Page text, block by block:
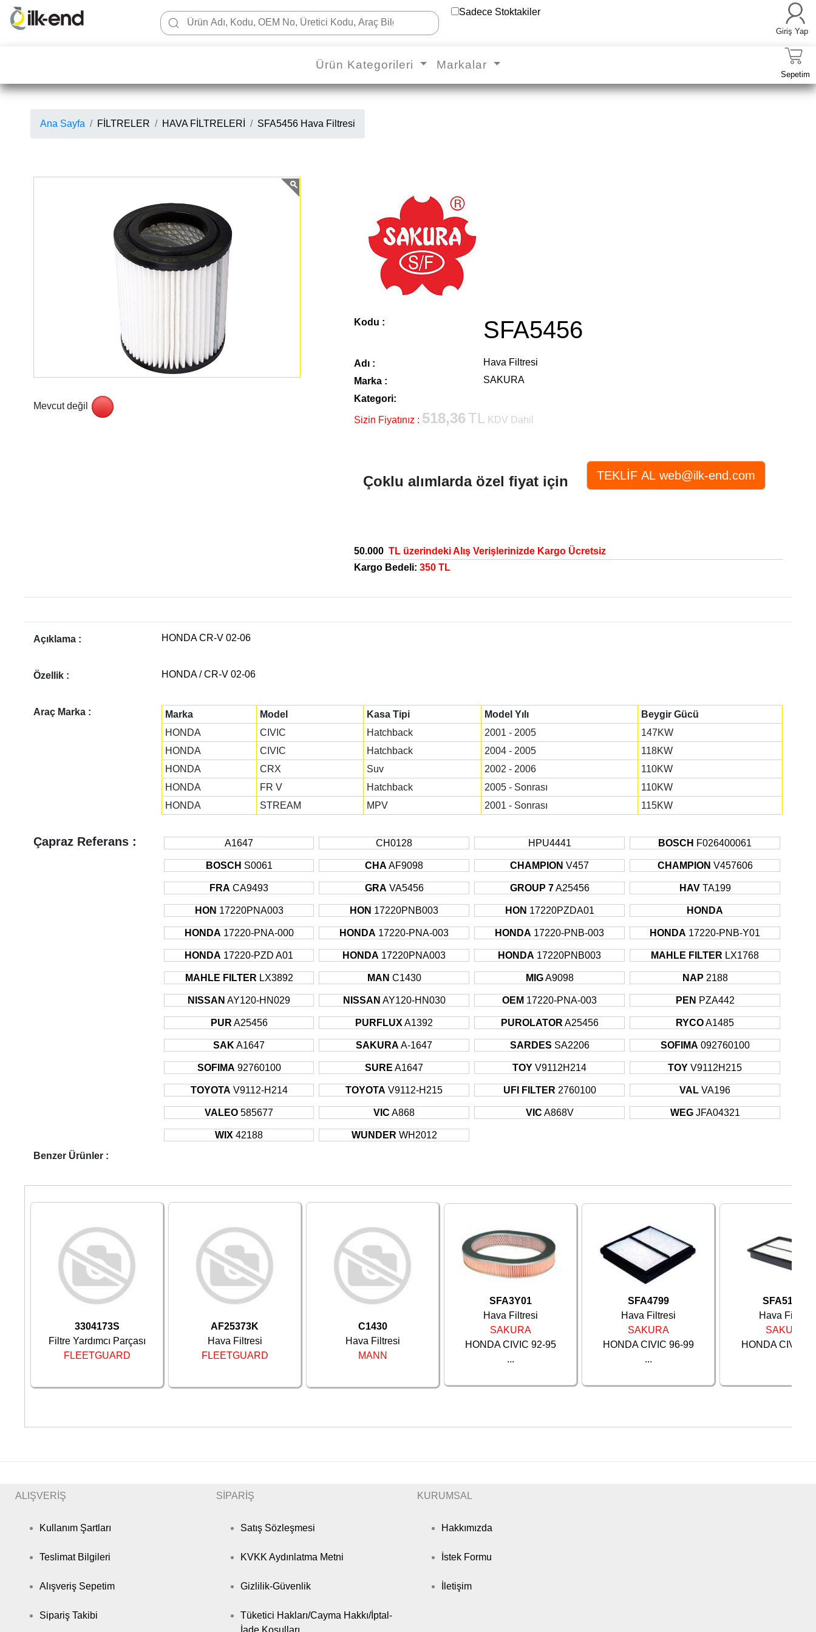
Sadece Stoktakiler
Giriş Yap
Ürün Kategorileri Markalar
Sepetim
Ana Sayfa FİLTRELER HAVA FİLTRELERİ SFA5456 Hava Filtresi
Mevcut değil
Kodu : SFA5456
Adı :
Hava Filtresi
Marka :
SAKURA
Kategori:
Sizin Fiyatınız : 518,36 TL KDV Dahil
Çoklu alımlarda özel fiyat için
50.000TL üzerindeki Alış Verişlerinizde Kargo Ücretsiz
Kargo Bedeli: 350 TL
Açıklama : HONDA CR-V 02-06
Özellik : HONDA / CR-V 02-06
Araç Marka : Marka Model Kasa Tipi Model Yılı
Beygir Gücü
HONDA
CIVIC Hatchback 2001 - 2005
147KW
HONDA
CIVIC Hatchback 2004 - 2005
118KW
HONDA
CRX Suv 2002 - 2006
110KW
HONDA
FR V Hatchback 2005 - Sonrası
110KW
HONDA
STREAM MPV 2001 - Sonrası 115KW
Çapraz Referans : A1647 CH0128 HPU4441 BOSCH F026400061
BOSCH S0061 CHA AF9098 CHAMPION V457 CHAMPION V457606
FRA CA9493 GRA VA5456 GROUP 7A25456 HAV TA199
HON 17220PNA003 HON 17220PNB003 HON 17220PZDA01 HONDA
HONDA 17220-PNA-000 HONDA 17220-PNA-003 HONDA 17220-PNB-003 HONDA 17220-PNB-Y01
HONDA 17220-PZD A01 HONDA 17220PNA003 HONDA 17220PNB003 MAHLE FILTER LX1768
MAHLE FILTER LX3892 MAN C1430 MIGA9098 NAP 2188
NISSAN AY120-HN029 NISSAN AY120-HN030 OEM 17220-PNA-003 PEN PZA442
PUR A25456 PURFLUX A1392 PUROLATOR A25456 RYCOA1485
SAK A1647 SAKURAA-1647 SARDES SA2206 SOFIMA 092760100
SOFIMA 92760100 SURE A1647 TOY V9112H214 TOY V9112H215
TOYOTA V9112-H214 TOYOTA V9112-H215 UFI FILTER 2760100 VAL VA196
VALEO 585677 VIC A868 VIC A868V WEG JFA04321
WIX 42188 WUNDER WH2012
Benzer Ürünler :
3304173S
Filtre Yardımcı Parçası
FLEETGUARD
AF25373K
Hava Filtresi
FLEETGUARD
C1430
Hava Filtresi
MANN
SFA3Y01
Hava Filtresi
SAKURA
HONDA CIVIC 92-95
...
SFA4799
Hava Filtresi
SAKURA
HONDA CIVIC 96-99
...
SFA51481
Hava Filtresi
SAKURA
HONDA CIVIC
ALIŞVERİŞ
Kullanım Şartları
Teslimat Bilgileri
Alışveriş Sepetim
Sipariş Takibi
SİPARİŞ
Satış Sözleşmesi
KVKK Aydınlatma Metni
Gizlilik-Güvenlik
Tüketici Hakları/Cayma Hakkı/İptal-
İade Koşulları
KURUMSAL
Hakkımızda
İstek Formu
İletişim